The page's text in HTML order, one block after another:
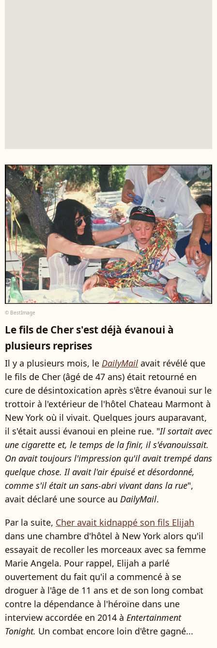
© BestImage
Le fils de Cher s'est déjà évanoui à
plusieurs reprises
Il y a plusieurs mois, le DailyMail avait révélé que
le fils de Cher (âgé de 47 ans) était retourné en
cure de désintoxication après s'être évanoui sur le
trottoir à l'extérieur de l'hôtel Chateau Marmont à
New York où il vivait. Quelques jours auparavant,
il s'était aussi évanoui en pleine rue. "Il sortait avec
une cigarette et, le temps de la finir, il s'évanouissait.
On avait toujours l'impression qu'il avait trempé dans
quelque chose. Il avait l'air épuisé et désordonné,
comme s'il était un sans-abri vivant dans la rue",
avait déclaré une source au DailyMail.
Par la suite, Cher avait kidnappé son fils Elijah
dans une chambre d'hôtel à New York alors qu'il
essayait de recoller les morceaux avec sa femme
Marie Angela. Pour rappel, Elijah a parlé
ouvertement du fait qu'il a commencé à se
droguer à l'âge de 11 ans et de son long combat
contre la dépendance à l'héroïne dans une
interview accordée en 2014 à Entertainment
Tonight. Un combat encore loin d'être gagné...